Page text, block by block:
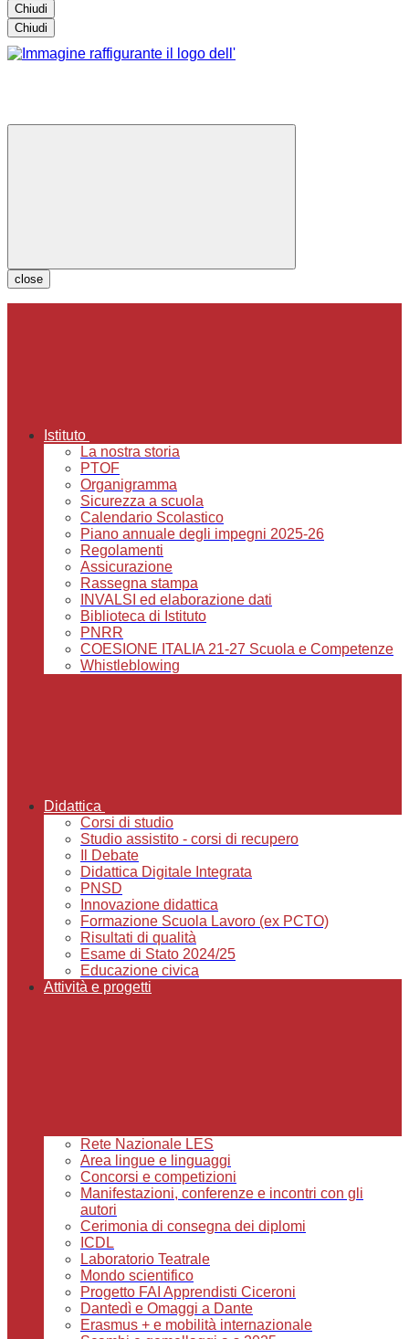
Chiudi
Chiudi
close
Istituto
La nostra storia
PTOF
Organigramma
Sicurezza a scuola
Calendario Scolastico
Piano annuale degli impegni 2025-26
Regolamenti
Assicurazione
Rassegna stampa
INVALSI ed elaborazione dati
Biblioteca di Istituto
PNRR
COESIONE ITALIA 21-27 Scuola e Competenze
Whistleblowing
Didattica
Corsi di studio
Studio assistito - corsi di recupero
Il Debate
Didattica Digitale Integrata
PNSD
Innovazione didattica
Formazione Scuola Lavoro (ex PCTO)
Risultati di qualità
Esame di Stato 2024/25
Educazione civica
Attività e progetti
Rete Nazionale LES
Area lingue e linguaggi
Concorsi e competizioni
Manifestazioni, conferenze e incontri con gli
autori
Cerimonia di consegna dei diplomi
ICDL
Laboratorio Teatrale
Mondo scientifico
Progetto FAI Apprendisti Ciceroni
Dantedì e Omaggi a Dante
Erasmus + e mobilità internazionale